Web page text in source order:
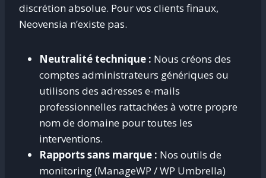
discrétion absolue. Pour vos clients finaux,
Neovensia n’existe pas.
Neutralité technique : Nous créons des
comptes administrateurs génériques ou
utilisons des adresses e-mails
professionnelles rattachées à votre propre
nom de domaine pour toutes les
interventions.
Rapports sans marque : Nos outils de
monitoring (ManageWP / WP Umbrella)